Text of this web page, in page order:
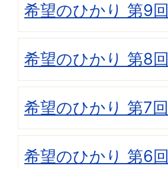
希望のひかり 第9回
希望のひかり 第8回
希望のひかり 第7回
希望のひかり 第6回